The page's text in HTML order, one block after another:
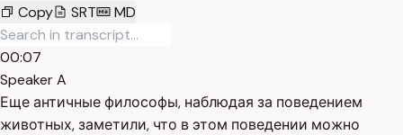
Copy
SRT MD
00:07
Speaker A
Еще античные философы, наблюдая за поведением
животных, заметили, что в этом поведении можно